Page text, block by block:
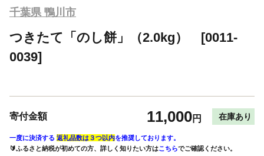
千葉県 鴨川市
つきたて「のし餅」（2.0kg） [0011-
0039]
寄付金額 11,000円 在庫あり
一度に決済する 返礼品数は３つ以内を推奨しております。
🔰ふるさと納税が初めての方、詳しく知りたい方はこちらでご確認ください。